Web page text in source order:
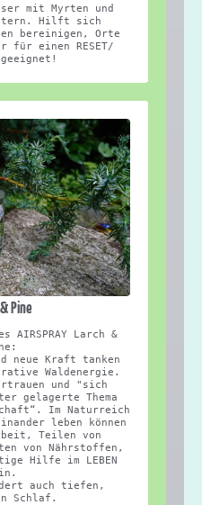
mit Myrten und
Hilft sich
bereinigen, Orte
für einen RESET/
Pine
AIRSPRAY Larch &
neue Kraft tanken
Waldenergie.
und "sich
gelagerte Thema
Im Naturreich
leben können
Teilen von
von Nährstoffen,
Hilfe im LEBEN
auch tiefen,
Schlaf.